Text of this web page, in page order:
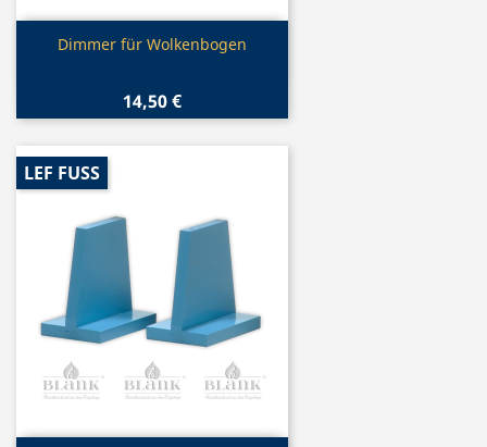
Vorschau
Dimmer für Wolkenbogen
14,50 €
LEF FUSS